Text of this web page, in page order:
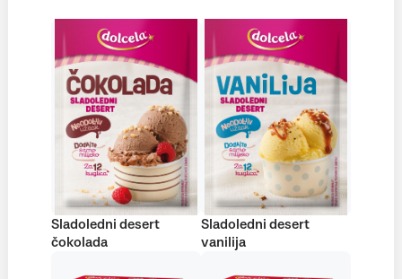
Sladoledni desert
čokolada
Sladoledni desert
vanilija